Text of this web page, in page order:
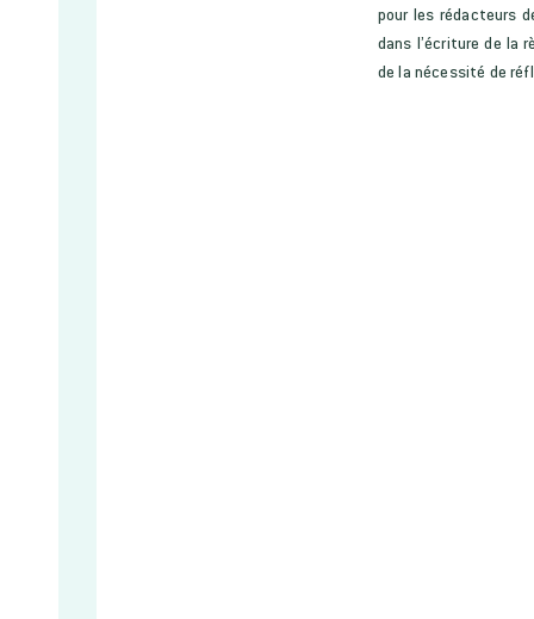
pour les rédacteurs
dans l’écriture de la
de la nécessité de